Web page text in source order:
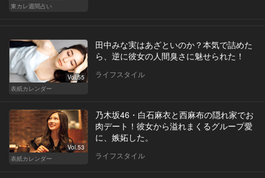
東カレ週間占い
Vol.55
表紙カレンダー
田中みな実はあざといのか？本気で詰めた
ら、逆に彼女の人間臭さに魅せられた！
ライフスタイル
Vol.53
表紙カレンダー
乃木坂46・白石麻衣と西麻布の隠れ家でお
肉デート！彼女から溢れまくるグループ愛
に、嫉妬した。
ライフスタイル